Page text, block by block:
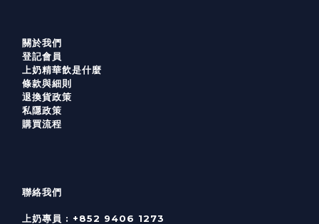
關於我們
登記會員
上奶精華飲是什麼
條款與細則
退換貨政策
私隱政策
購買流程
聯絡我們
上奶專員 : +852 9406 1273